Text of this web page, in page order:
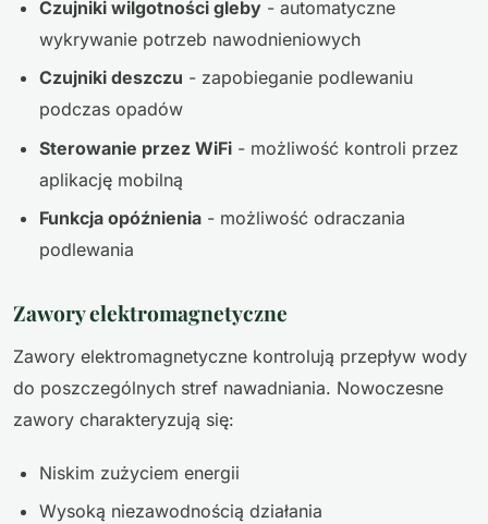
Czujniki wilgotności gleby - automatyczne
wykrywanie potrzeb nawodnieniowych
Czujniki deszczu - zapobieganie podlewaniu
podczas opadów
Sterowanie przez WiFi - możliwość kontroli przez
aplikację mobilną
Funkcja opóźnienia - możliwość odraczania
podlewania
Zawory elektromagnetyczne
Zawory elektromagnetyczne kontrolują przepływ wody
do poszczególnych stref nawadniania. Nowoczesne
zawory charakteryzują się:
Niskim zużyciem energii
Wysoką niezawodnością działania